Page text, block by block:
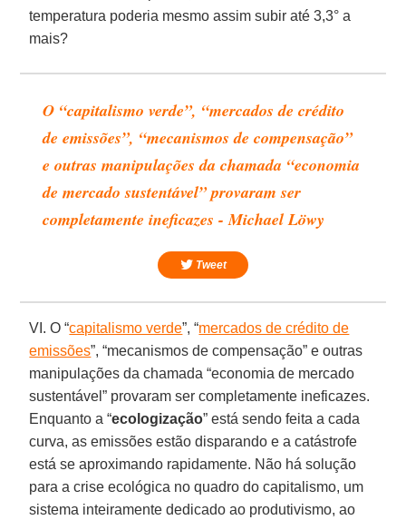
temperatura poderia mesmo assim subir até 3,3° a
mais?
O “capitalismo verde”, “mercados de crédito
de emissões”, “mecanismos de compensação”
e outras manipulações da chamada “economia
de mercado sustentável” provaram ser
completamente ineficazes - Michael Löwy
Tweet
VI. O “capitalismo verde”, “mercados de crédito de
emissões”, “mecanismos de compensação” e outras
manipulações da chamada “economia de mercado
sustentável” provaram ser completamente ineficazes.
Enquanto a “ecologização” está sendo feita a cada
curva, as emissões estão disparando e a catástrofe
está se aproximando rapidamente. Não há solução
para a crise ecológica no quadro do capitalismo, um
sistema inteiramente dedicado ao produtivismo, ao